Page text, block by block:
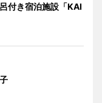
付き宿泊施設「KAI